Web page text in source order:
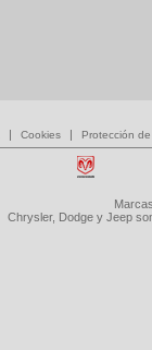
| Cookies | Protección
Chrysler, Dodge y Jeep